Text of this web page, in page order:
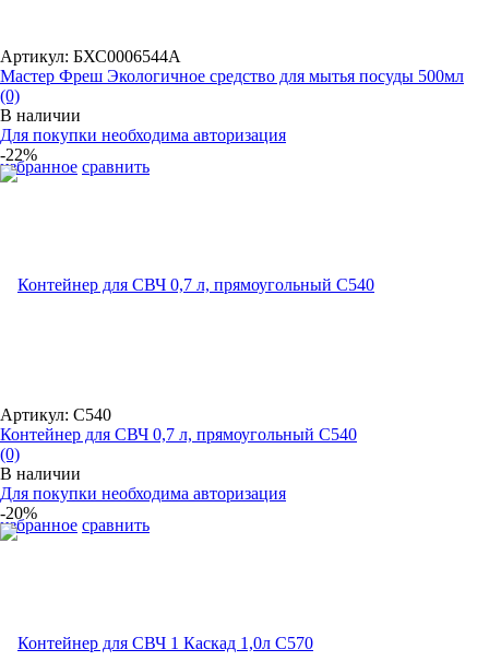
избранное сравнить
Артикул: БХС0006544А
Мастер Фреш Экологичное средство для мытья посуды 500мл
(0)
В наличии
Для покупки необходима авторизация
-22%
избранное сравнить
Артикул: С540
Контейнер для СВЧ 0,7 л, прямоугольный С540
(0)
В наличии
Для покупки необходима авторизация
-20%